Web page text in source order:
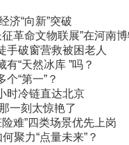
济“向新”突破
革命文物联展”在河南
手破窗营救被困老人
“天然冰库 ”吗？
“第一”？
时冷链直达北京
一刻太惊艳了
难”四类场景优先上岗
聚力“点量未来”？